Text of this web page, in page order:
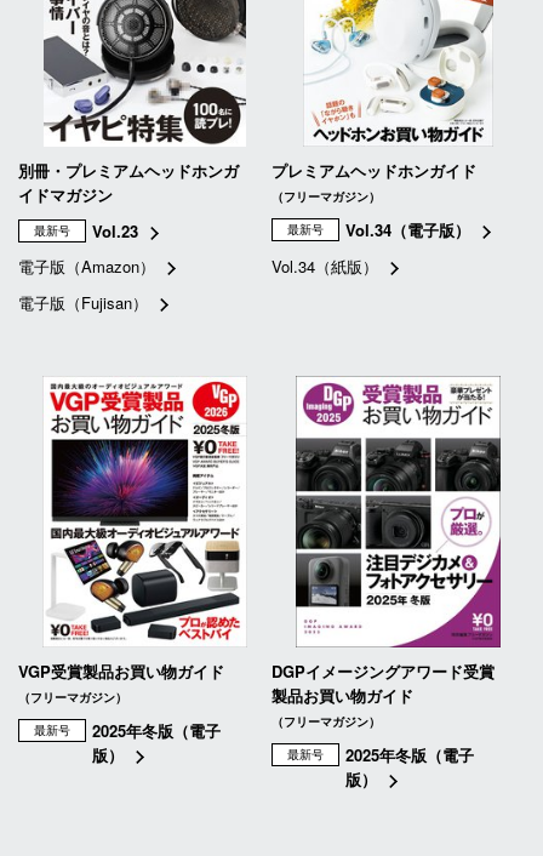
別冊・プレミアムヘッドホンガ
イドマガジン
最新号
Vol.23
電子版（Amazon）
電子版（Fujisan）
プレミアムヘッドホンガイド
（フリーマガジン）
最新号
Vol.34（電子版）
Vol.34（紙版）
VGP受賞製品お買い物ガイド
（フリーマガジン）
最新号
2025年冬版（電子
版）
DGPイメージングアワード受賞
製品お買い物ガイド
（フリーマガジン）
最新号
2025年冬版（電子
版）